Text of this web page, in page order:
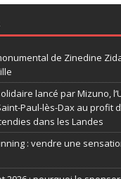
de Zinedine
lancé par Mizuno,
Paul-lès-Dax au profit
dans les Landes
: vendre une